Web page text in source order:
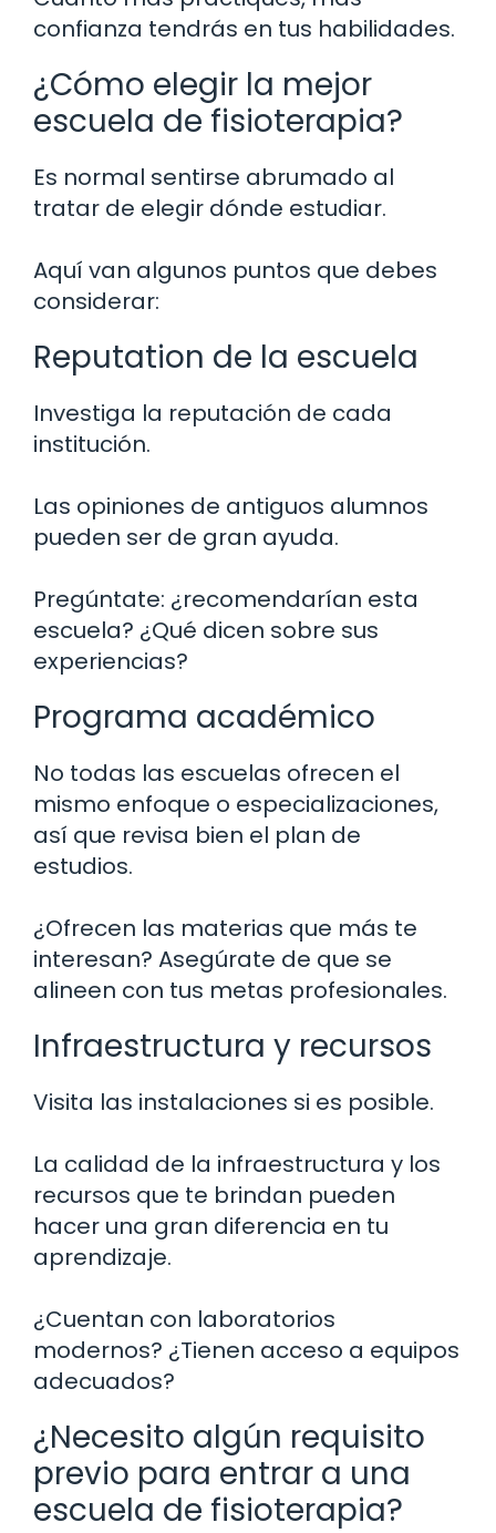
confianza tendrás en tus habilidades.
¿Cómo elegir la mejor
escuela de fisioterapia?
Es normal sentirse abrumado al
tratar de elegir dónde estudiar.
Aquí van algunos puntos que debes
considerar:
Reputation de la escuela
Investiga la reputación de cada
institución.
Las opiniones de antiguos alumnos
pueden ser de gran ayuda.
Pregúntate: ¿recomendarían esta
escuela? ¿Qué dicen sobre sus
experiencias?
Programa académico
No todas las escuelas ofrecen el
mismo enfoque o especializaciones,
así que revisa bien el plan de
estudios.
¿Ofrecen las materias que más te
interesan? Asegúrate de que se
alineen con tus metas profesionales.
Infraestructura y recursos
Visita las instalaciones si es posible.
La calidad de la infraestructura y los
recursos que te brindan pueden
hacer una gran diferencia en tu
aprendizaje.
¿Cuentan con laboratorios
modernos? ¿Tienen acceso a equipos
adecuados?
¿Necesito algún requisito
previo para entrar a una
escuela de fisioterapia?